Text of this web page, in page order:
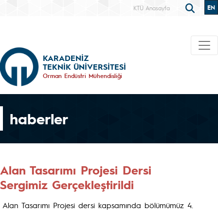
KTÜ Anasayfa EN
KARADENİZ
TEKNİK ÜNİVERSİTESİ
Orman Endüstri Mühendisliği
haberler
Alan Tasarımı Projesi Dersi
Sergimiz Gerçekleştirildi
Alan Tasarımı Projesi dersi kapsamında bölümümüz 4.